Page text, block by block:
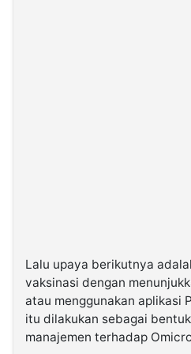
Lalu upaya berikutnya
vaksinasi dengan
atau menggunakan aplikasi
itu dilakukan sebagai
manajemen terhadap